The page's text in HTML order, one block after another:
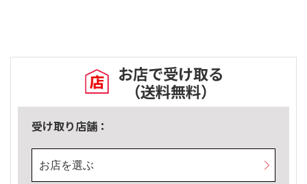
お店で受け取る
（送料無料）
受け取り店舗：
お店を選ぶ